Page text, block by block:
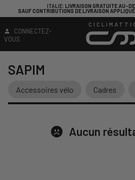
ITALIE: LIVRAISON GRATUITE AU-
SAUF CONTRIBUTIONS DE LIVRAISON
CONNECTEZ-
VOUS
SAPIM
Accessoires vélo Cadres
Aucun